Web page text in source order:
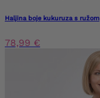
Haljina boje kukuruza s ružom
78,99 €